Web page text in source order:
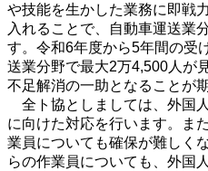
や技能を生かした業務に即戦
入れることで、自動車運送業
す。令和6年度から5年間の受
送業分野で最大2万4,500人が
不足解消の一助となることが
全ト協としましては、外国
に向けた対応を行います。ま
業員についても確保が難しく
らの作業員についても、外国